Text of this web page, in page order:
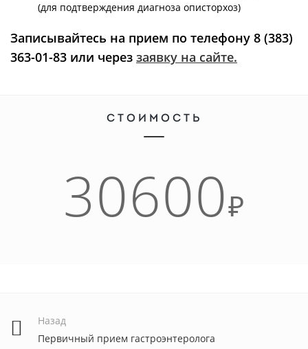
(для подтверждения диагноза описторхоз)
Записывайтесь на прием по телефону 8 (383)
363-01-83 или через заявку на сайте.
СТОИМОСТЬ
30600₽
Назад
Первичный прием гастроэнтеролога